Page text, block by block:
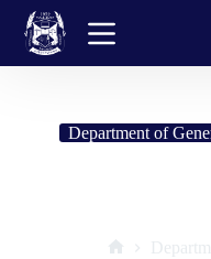
content
Department of